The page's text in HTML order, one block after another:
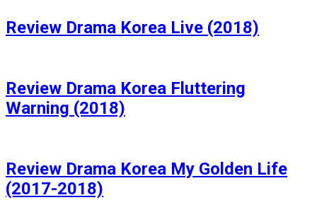
Review Drama Korea Live (2018)
Review Drama Korea Fluttering
Warning (2018)
Review Drama Korea My Golden Life
(2017-2018)